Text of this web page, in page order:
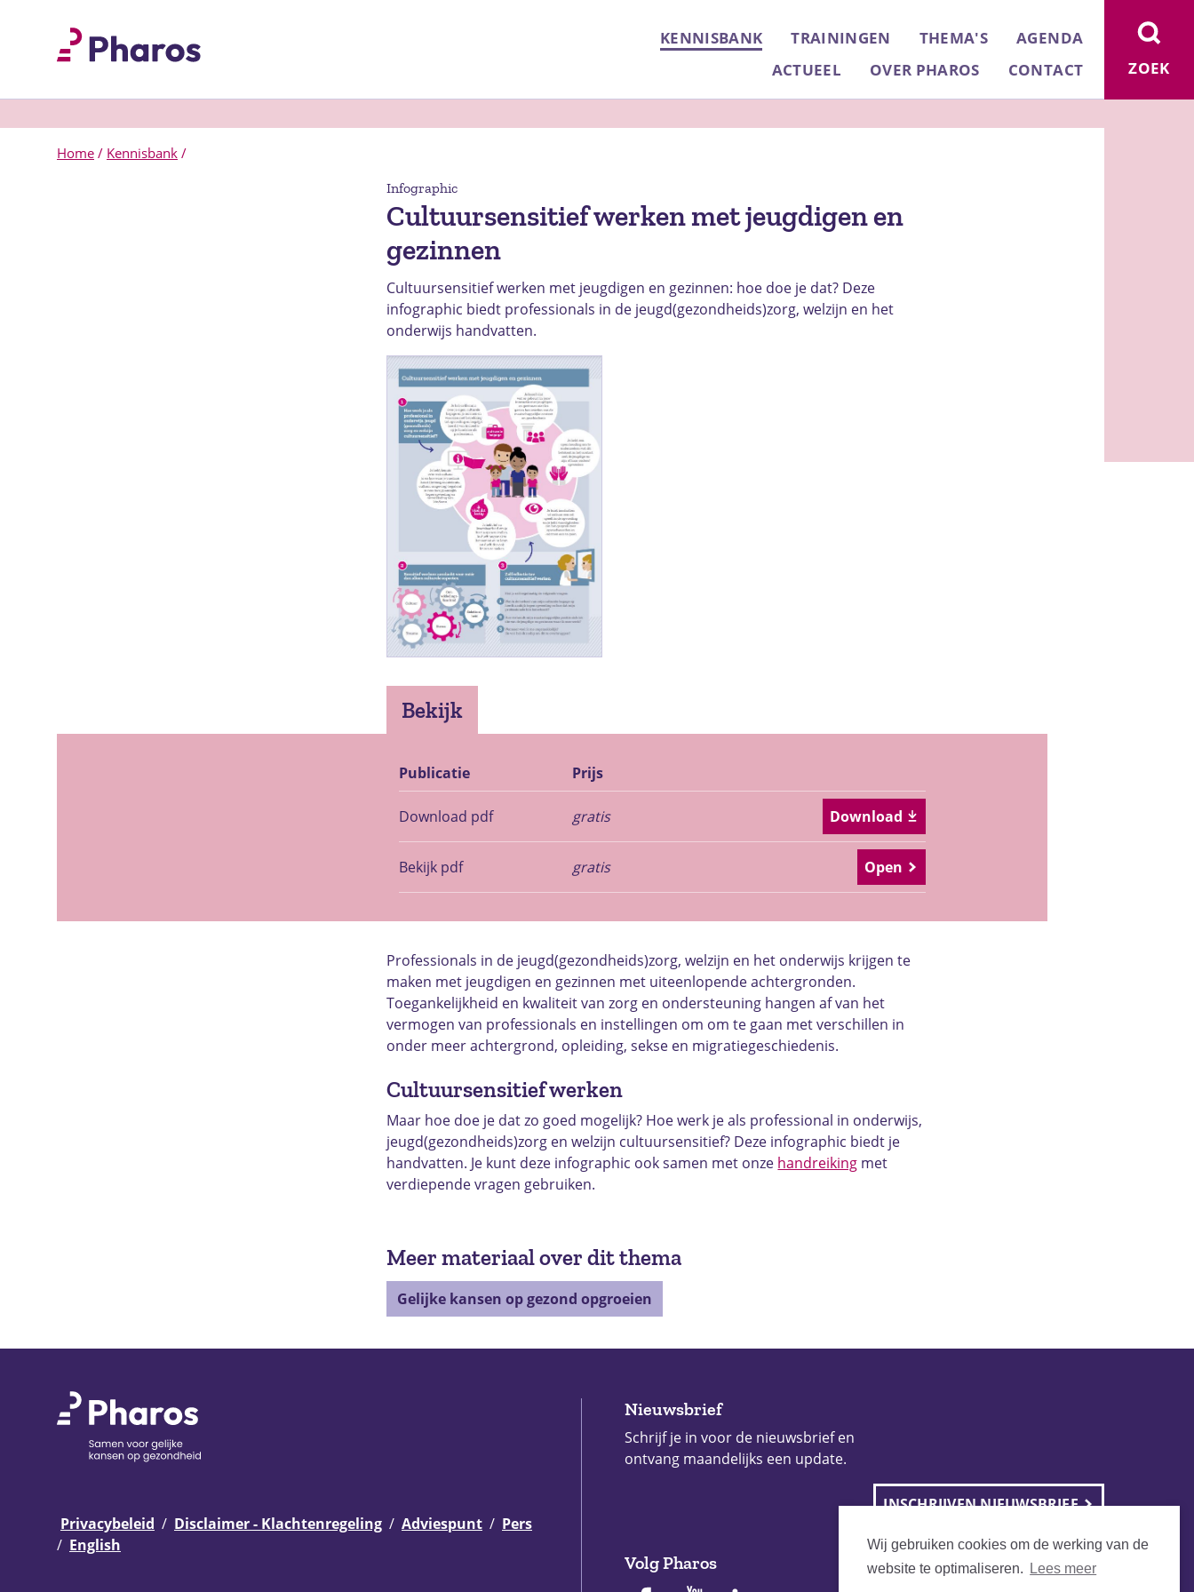
Wij gebruiken cookies om de werking van de
website te optimaliseren.
Lees meer
ZOEK
KENNISBANK TRAININGEN THEMA'S
AGENDA
ACTUEEL
OVER PHAROS CONTACT
Home / Kennisbank /
Infographic
Cultuursensitief werken met jeugdigen en
gezinnen
Cultuursensitief werken met jeugdigen en gezinnen: hoe doe je dat? Deze
infographic biedt professionals in de jeugd(gezondheids)zorg, welzijn en het
onderwijs handvatten.
Bekijk
Publicatie Prijs
Download pdf gratis Download
Bekijk pdf gratis Open
Professionals in de jeugd(gezondheids)zorg, welzijn en het onderwijs krijgen te
maken met jeugdigen en gezinnen met uiteenlopende achtergronden.
Toegankelijkheid en kwaliteit van zorg en ondersteuning hangen af van het
vermogen van professionals en instellingen om om te gaan met verschillen in
onder meer achtergrond, opleiding, sekse en migratiegeschiedenis.
Cultuursensitief werken
Maar hoe doe je dat zo goed mogelijk? Hoe werk je als professional in onderwijs,
jeugd(gezondheids)zorg en welzijn cultuursensitief? Deze infographic biedt je
handvatten. Je kunt deze infographic ook samen met onze handreiking met
verdiepende vragen gebruiken.
Meer materiaal over dit thema
Gelijke kansen op gezond opgroeien
Privacybeleid Disclaimer - Klachtenregeling Adviespunt
Pers
English
Nieuwsbrief
Schrijf je in voor de nieuwsbrief en
ontvang maandelijks een update.
INSCHRIJVEN NIEUWSBRIEF
Volg Pharos